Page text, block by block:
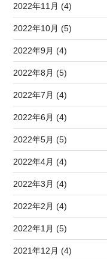
2022年11月 (4)
2022年10月 (5)
2022年9月 (4)
2022年8月 (5)
2022年7月 (4)
2022年6月 (4)
2022年5月 (5)
2022年4月 (4)
2022年3月 (4)
2022年2月 (4)
2022年1月 (5)
2021年12月 (4)